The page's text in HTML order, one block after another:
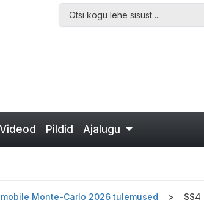
Videod Pildid Ajalugu
Monte-Carlo 2026 tulemused SS4